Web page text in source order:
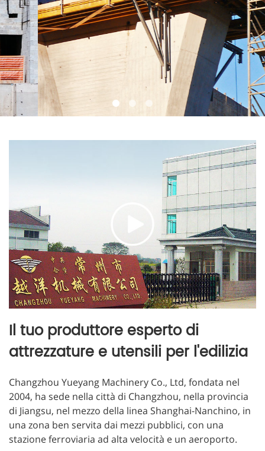
Il tuo produttore esperto di
attrezzature e utensili per l'edilizia
Changzhou Yueyang Machinery Co., Ltd, fondata nel
2004, ha sede nella città di Changzhou, nella provincia
di Jiangsu, nel mezzo della linea Shanghai-Nanchino, in
una zona ben servita dai mezzi pubblici, con una
stazione ferroviaria ad alta velocità e un aeroporto.